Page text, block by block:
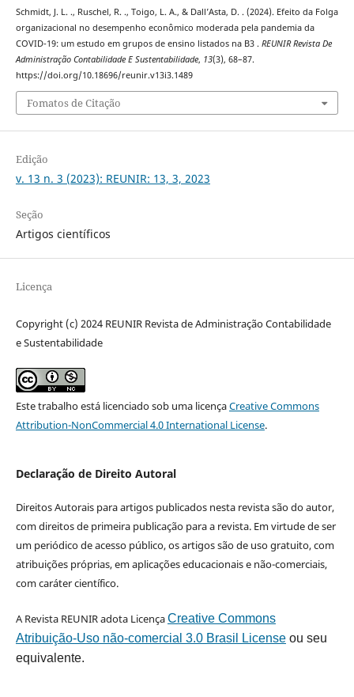
Schmidt, J. L. ., Ruschel, R. ., Toigo, L. A., & Dall’Asta, D. . (2024). Efeito da Folga
organizacional no desempenho econômico moderada pela pandemia da
COVID-19: um estudo em grupos de ensino listados na B3 . REUNIR Revista De
Administração Contabilidade E Sustentabilidade, 13(3), 68–87.
https://doi.org/10.18696/reunir.v13i3.1489
Fomatos de Citação
Edição
v. 13 n. 3 (2023): REUNIR: 13, 3, 2023
Seção
Artigos científicos
Licença
Copyright (c) 2024 REUNIR Revista de Administração Contabilidade
e Sustentabilidade
Este trabalho está licenciado sob uma licençaCreative Commons
Attribution-NonCommercial 4.0 International License.
Declaração de Direito Autoral
Direitos Autorais para artigos publicados nesta revista são do autor,
com direitos de primeira publicação para a revista. Em virtude de ser
um periódico de acesso público, os artigos são de uso gratuito, com
atribuições próprias, em aplicações educacionais e não-comerciais,
com caráter científico.
A Revista REUNIR adota LicençaCreative Commons
Atribuição-Uso não-comercial 3.0 Brasil Licenseou seu
equivalente.